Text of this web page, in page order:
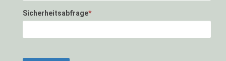
Sicherheitsabfrage*